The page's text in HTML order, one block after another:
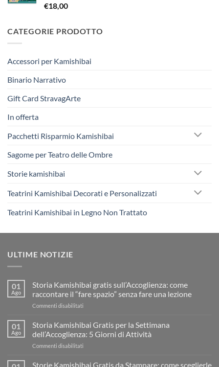
€18,00
CATEGORIE PRODOTTO
Accessori per Kamishibai
Binario Narrativo
Gift Card StravagArte
In offerta
Pacchetti Risparmio Kamishibai
Sagome per Teatro delle Ombre
Storie kamishibai
Teatrini Kamishibai Decorati e Personalizzati
Teatrini Kamishibai in Legno Non Trattato
ULTIME NOTIZIE
01
Ago
Storia Kamishibai gratis sull’Accoglienza: come
raccontare il “fare spazio” senza fare una lezione
Commenti disabilitati
Kamishibai
gratis
sull’Accoglienza:
il
01
Ago
Storia Kamishibai Gratis per la Settimana
dell’Accoglienza: 5 Giorni di Attività
Commenti disabilitati
Kamishibai
Storie Kamishibai Gratis da Stampare: come sceglierle